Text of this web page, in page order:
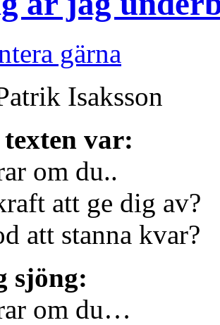
gärna
Isaksson
var:
om du..
att ge dig av?
att stanna kvar?
sjöng:
om du…